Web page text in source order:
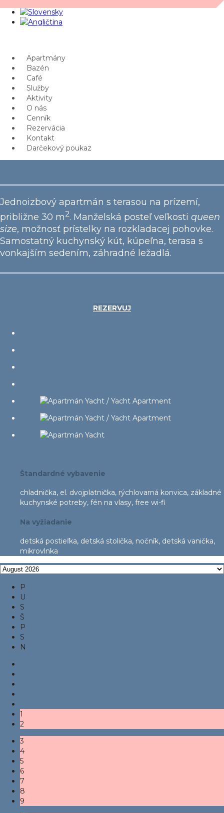
Apartmány
Bazén
Café
Služby
Aktivity
O nás
Cenník
Rezervácia
Kontakt
Darčekový poukaz
Jednoizbový apartmán s terasou na prízemí,
približne 30 m2. Manželská posteľ veľkosti queen
size, možnosť prístelky na rozkladacej pohovke.
Samostatný kuchynský kút, kúpeľna, terasa s
vonkajším sedením, záhradné ležadlá.
REZERVUJ
Štandardné vybavenie
chladnička, el. dvojplatnička, rýchlovarná konvica, základné
kuchynské potreby, fén na vlasy, free wi-fi
Na vyžiadanie
detská postieľka, detská stolička, nočník, detská vanička,
mikrovlnka
P
U
S
Š
P
S
N
1
2
3
4
5
6
7
8
9